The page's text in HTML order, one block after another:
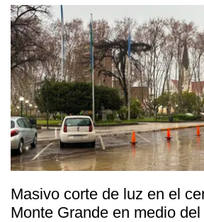
Masivo corte de luz en el
Monte Grande en medio